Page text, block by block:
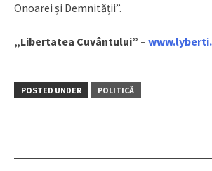
Onoarei și Demnității”.
„Libertatea Cuvântului” –
POSTED UNDER POLITICĂ